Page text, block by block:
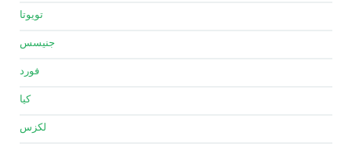
تويوتا
جنيسس
فورد
كيا
لكزس